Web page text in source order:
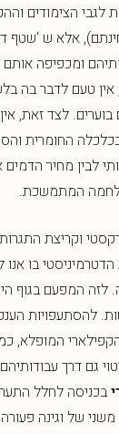
לגבי הצימודים
אלא ש ‘שטף
ומכפיפה
אין טעם לדבר בה
לצד זאת,
החומרית
לבין מחיר
המתמשכת.
וקריצת
בו אנו
לזה המפעם בגוף
להסתעפויות
המופלא,
גם דרך
בכניסה לחלל
משני של וגינה